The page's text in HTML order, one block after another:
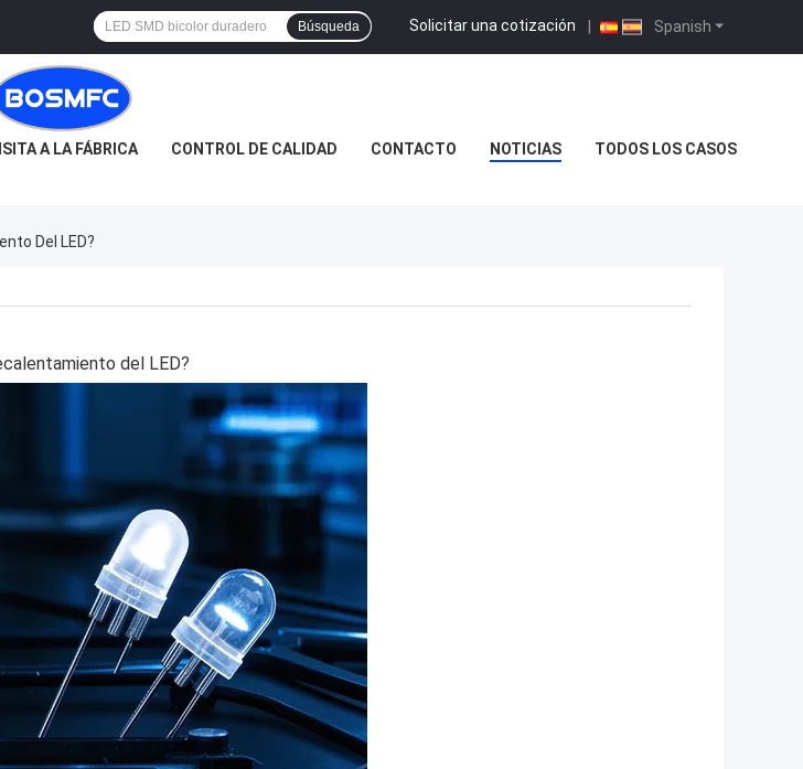
Spanish
Solicitar una cotización |
Búsqueda
A LA FÁBRICA CONTROL DE CALIDAD CONTACTO NOTICIAS TODOS LOS CASOS
Del LED?
del LED?